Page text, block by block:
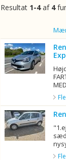
Resultat 1-4af 4